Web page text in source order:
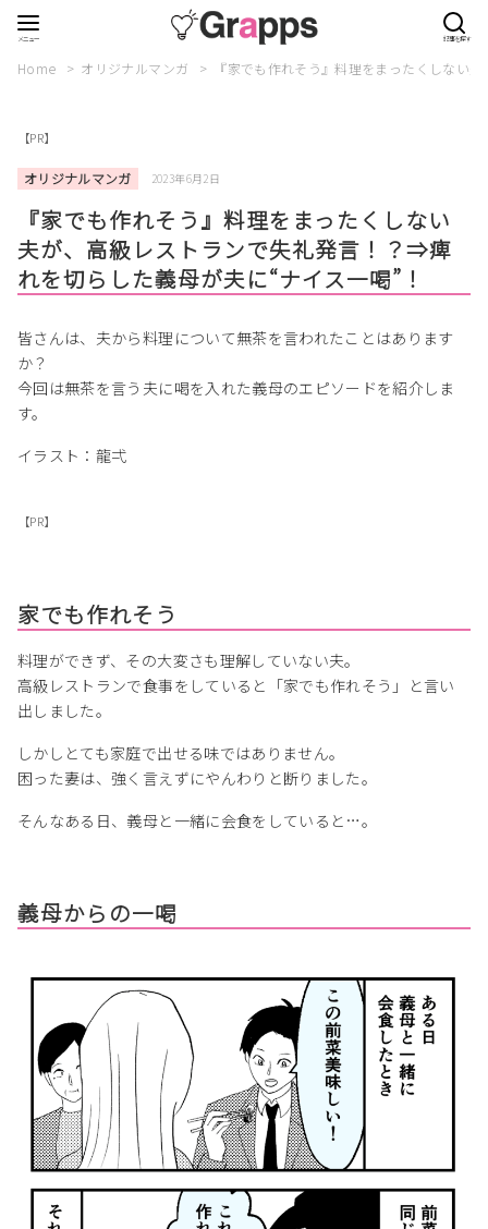
Home オリジナルマンガ 『家でも作れそう』料理をまったくしない
【PR】
オリジナルマンガ 2023年6月2日
『家でも作れそう』料理をまったくしない
夫が、高級レストランで失礼発言！？⇒痺
れを切らした義母が夫に“ナイス一喝”！
皆さんは、夫から料理について無茶を言われたことはあります
か？
今回は無茶を言う夫に喝を入れた義母のエピソードを紹介しま
す。
イラスト：龍弌
【PR】
家でも作れそう
料理ができず、その大変さも理解していない夫。
高級レストランで食事をしていると「家でも作れそう」と言い
出しました。
しかしとても家庭で出せる味ではありません。
困った妻は、強く言えずにやんわりと断りました。
そんなある日、義母と一緒に会食をしていると…。
義母からの一喝